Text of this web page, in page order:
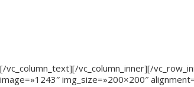
[/vc_column_text][/vc_column_inner][/
image=»1243″ img_size=»200×200″